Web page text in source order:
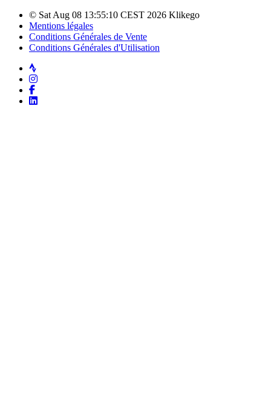
© Sat Aug 08 13:55:10 CEST 2026 Klikego
Mentions légales
Conditions Générales de Vente
Conditions Générales d'Utilisation
Strava
Instagram
Facebook
LinkedIn